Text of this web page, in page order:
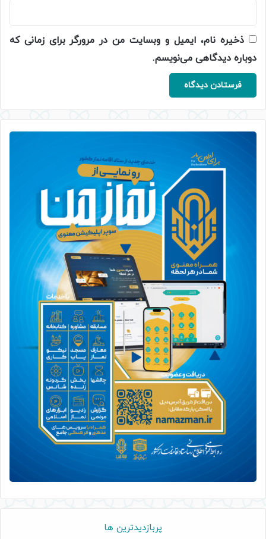
ذخیره نام، ایمیل و وبسایت من در مرورگر برای زمانی که
دوباره دیدگاهی می‌نویسم.
پربازدیدترین ها